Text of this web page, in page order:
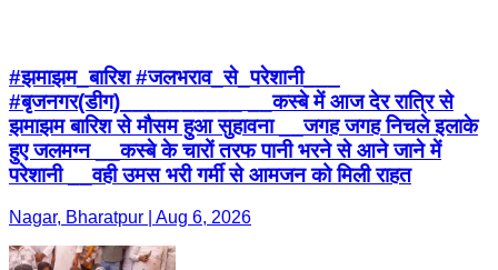
#झमाझम_बारिश #जलभराव_से_परेशानी___
#बृजनगर(डीग)__________ __कस्बे में आज देर रात्रि से
झमाझम बारिश से मौसम हुआ सुहावना __जगह जगह निचले इलाके
हुए जलमग्न __कस्बे के चारों तरफ पानी भरने से आने जाने में
परेशानी __वही उमस भरी गर्मी से आमजन को मिली राहत
Nagar, Bharatpur | Aug 6, 2026